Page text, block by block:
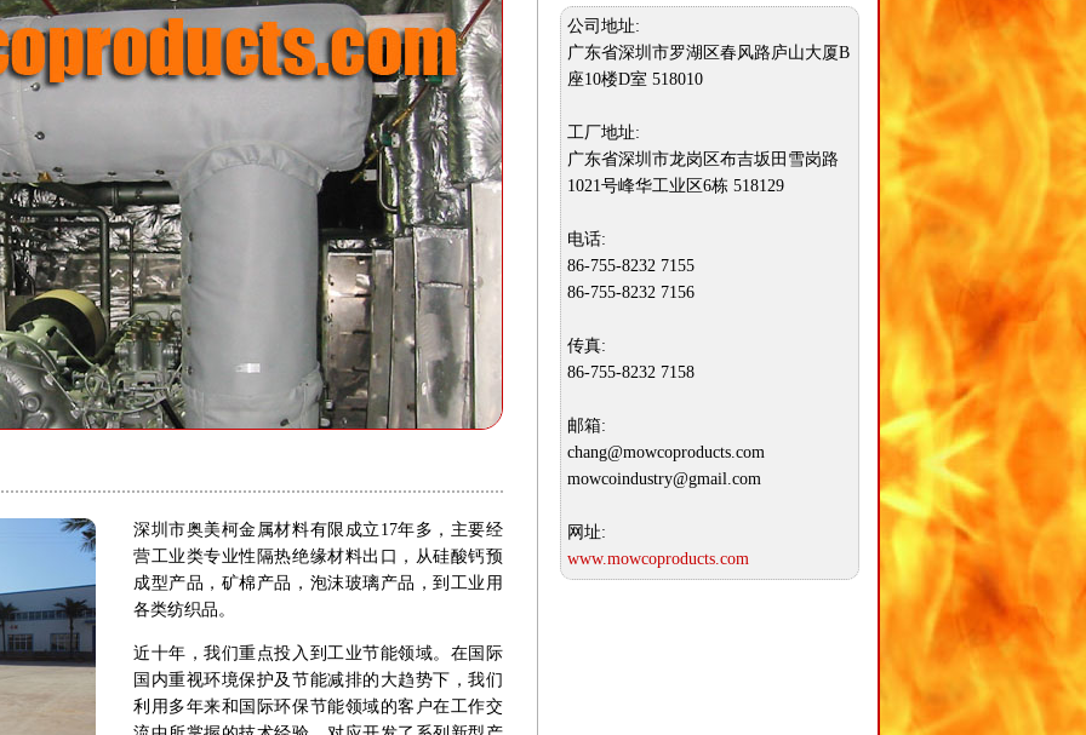
深圳市奥美柯金属材料有限成立17年多，主要经
营工业类专业性隔热绝缘材料出口，从硅酸钙预
成型产品，矿棉产品，泡沫玻璃产品，到工业用
各类纺织品。
近十年，我们重点投入到工业节能领域。在国际
国内重视环境保护及节能减排的大趋势下，我们
利用多年来和国际环保节能领域的客户在工作交
公司地址:
广东省深圳市罗湖区春风路庐山大厦B
座10楼D室 518010
工厂地址:
广东省深圳市龙岗区布吉坂田雪岗路
1021号峰华工业区6栋 518129
电话:
86-755-8232 7155
86-755-8232 7156
传真:
86-755-8232 7158
邮箱:
chang@mowcoproducts.com
mowcoindustry@gmail.com
网址:
www.mowcoproducts.com